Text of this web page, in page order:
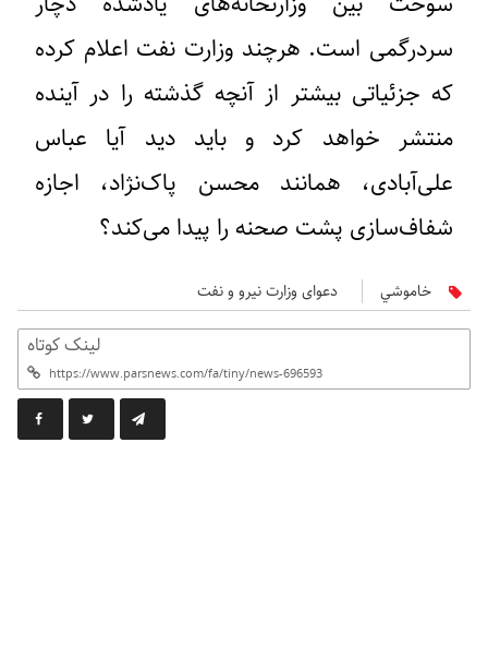
سردرگمی است. هرچند وزارت نفت اعلام کرده
که جزئیاتی بیشتر از آنچه گذشته را در آینده
منتشر خواهد کرد و باید دید آیا عباس
علی‌آبادی، همانند محسن پاک‌نژاد، اجازه
شفاف‌سازی پشت صحنه را پیدا می‌کند؟
خاموشي دعوای وزارت نیرو و نفت
لینک کوتاه